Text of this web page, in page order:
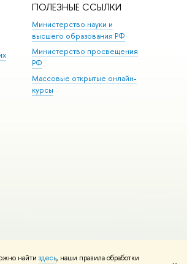
найти здесь, наши правила обработки
ПОЛЕЗНЫЕ ССЫЛКИ
Министерство науки и
высшего образования РФ
Министерство просвещения
РФ
Массовые открытые онлайн-
курсы